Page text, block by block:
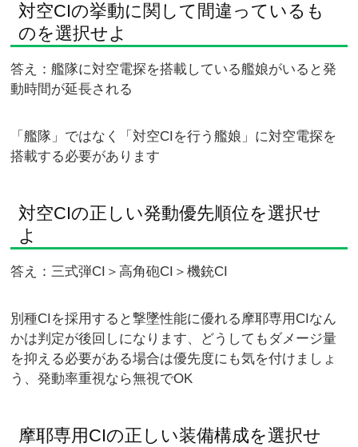
対空CIの挙動に関して間違っているも
のを選択せよ
答え：艦隊に対空電探を搭載している艦娘がいると発
動時間が延長される
「艦隊」ではなく「対空CIを行う艦娘」に対空電探を
搭載する必要があります
対空CIの正しい発動優先順位を選択せ
よ
答え：三式弾CI＞高角砲CI＞機銃CI
別種CIを採用すると撃墜性能に優れる摩耶専用CIなん
かは判定が後回しになります、どうしてもダメージ量
を抑える必要がある場合は優先度にも気を付けましょ
う、発動率重視なら無視でOK
摩耶専用CIの正しい装備構成を選択せ